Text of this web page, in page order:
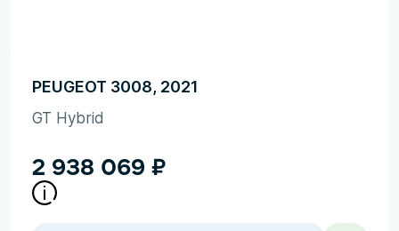
PEUGEOT 3008, 2021
GT Hybrid
2 938 069 ₽